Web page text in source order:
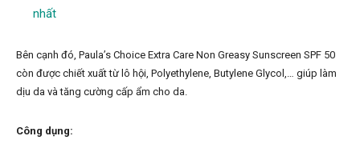
nhất
Bên cạnh đó, Paula’s Choice Extra Care Non Greasy Sunscreen SPF 50
còn được chiết xuất từ lô hội, Polyethylene, Butylene Glycol,… giúp làm
dịu da và tăng cường cấp ẩm cho da.
Công dụng: